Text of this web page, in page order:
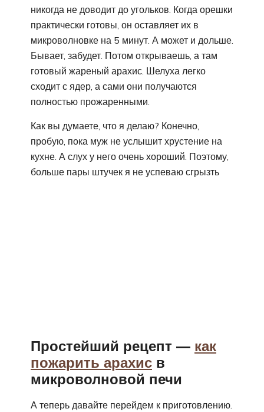
никогда не доводит до угольков. Когда орешки
практически готовы, он оставляет их в
микроволновке на 5 минут. А может и дольше.
Бывает, забудет. Потом открываешь, а там
готовый жареный арахис. Шелуха легко
сходит с ядер, а сами они получаются
полностью прожаренными.
Как вы думаете, что я делаю? Конечно,
пробую, пока муж не услышит хрустение на
кухне. А слух у него очень хороший. Поэтому,
больше пары штучек я не успеваю сгрызть
Простейший рецепт — как
пожарить арахис в
микроволновой печи
А теперь давайте перейдем к приготовлению.